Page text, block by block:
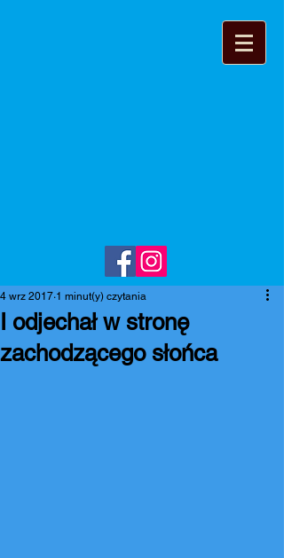
I odjechał w stronę
zachodzącego słońca
4 wrz 2017 1 minut(y) czytania